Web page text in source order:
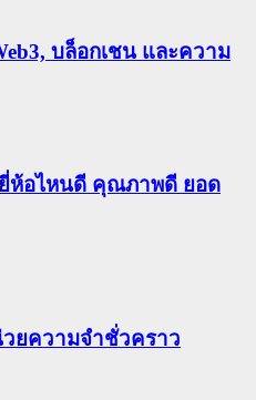
บล็อกเชน และความ
ห้อไหนดี คุณภาพดี ยอด
ยความจำชั่วคราว